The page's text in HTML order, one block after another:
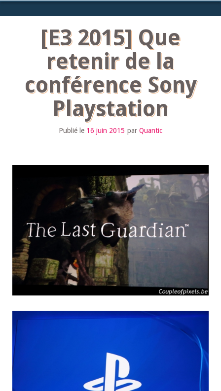
[E3 2015] Que
retenir de la
conférence Sony
Playstation
Publié le 16 juin 2015 par Quantic